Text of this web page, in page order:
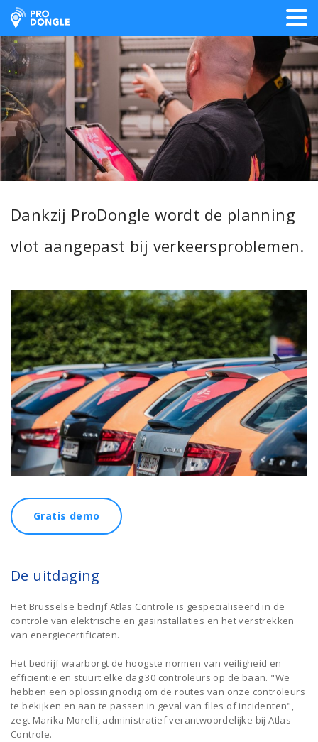
ProDongle Track & Trace
Dankzij ProDongle wordt de planning
vlot aangepast bij verkeersproblemen.
Gratis demo
De uitdaging
Het Brusselse bedrijf Atlas Controle is gespecialiseerd in de
controle van elektrische en gasinstallaties en het verstrekken
van energiecertificaten.
Het bedrijf waarborgt de hoogste normen van veiligheid en
efficiëntie en stuurt elke dag 30 controleurs op de baan. "We
hebben een oplossing nodig om de routes van onze controleurs
te bekijken en aan te passen in geval van files of incidenten",
zegt Marika Morelli, administratief verantwoordelijke bij Atlas
Controle.